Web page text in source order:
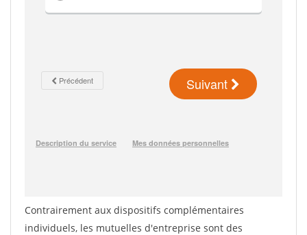
Contrairement aux dispositifs complémentaires
individuels, les mutuelles d'entreprise sont des